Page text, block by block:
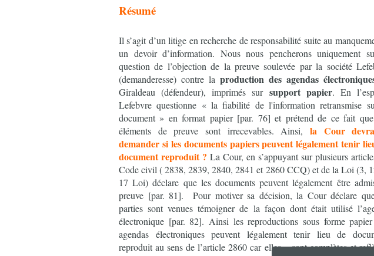
Résumé
Il s’agit d’un litige en recherche de responsabilité suite au
un devoir d’information. Nous nous pencherons uniquement
question de l’objection de la preuve soulevée par la société
(demanderesse) contre la production des agendas
Giraldeau (défendeur), imprimés sur support papier. En
Lefebvre questionne « la fiabilité de l'information retransmise
document » en format papier [par. 76] et prétend de ce fait
éléments de preuve sont irrecevables. Ainsi, la Cour
demander si les documents papiers peuvent légalement tenir
document reproduit ? La Cour, en s’appuyant sur plusieurs
Code civil ( 2838, 2839, 2840, 2841 et 2860 CCQ) et de la Loi (3,
17 Loi) déclare que les documents peuvent légalement être
preuve [par. 81]. Pour motiver sa décision, la Cour déclare
parties sont venues témoigner de la façon dont était utilisé
électronique [par. 82]. Ainsi les reproductions sous forme
agendas électroniques peuvent légalement tenir lieu de
reproduit au sens de l’article 2860 car elles « sont complètes et